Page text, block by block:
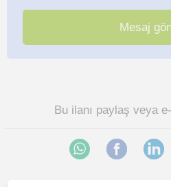
Bu ilanı paylaş veya